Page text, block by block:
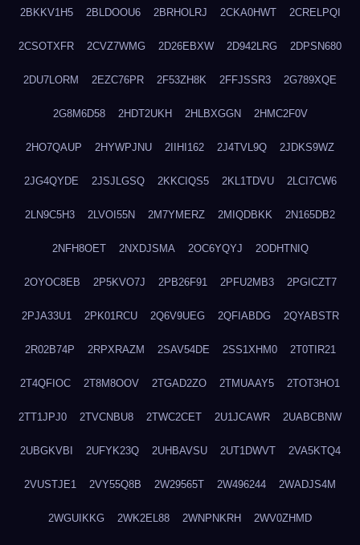
2BKKV1H5 2BLDOOU6 2BRHOLRJ 2CKA0HWT 2CRELPQI
2CSOTXFR 2CVZ7WMG 2D26EBXW 2D942LRG 2DPSN680
2DU7LORM 2EZC76PR 2F53ZH8K 2FFJSSR3 2G789XQE
2G8M6D58 2HDT2UKH 2HLBXGGN 2HMC2F0V
2HO7QAUP 2HYWPJNU 2IIHI162 2J4TVL9Q 2JDKS9WZ
2JG4QYDE 2JSJLGSQ 2KKCIQS5 2KL1TDVU 2LCI7CW6
2LN9C5H3 2LVOI55N 2M7YMERZ 2MIQDBKK 2N165DB2
2NFH8OET 2NXDJSMA 2OC6YQYJ 2ODHTNIQ
2OYOC8EB 2P5KVO7J 2PB26F91 2PFU2MB3 2PGICZT7
2PJA33U1 2PK01RCU 2Q6V9UEG 2QFIABDG 2QYABSTR
2R02B74P 2RPXRAZM 2SAV54DE 2SS1XHM0 2T0TIR21
2T4QFIOC 2T8M8OOV 2TGAD2ZO 2TMUAAY5 2TOT3HO1
2TT1JPJ0 2TVCNBU8 2TWC2CET 2U1JCAWR 2UABCBNW
2UBGKVBI 2UFYK23Q 2UHBAVSU 2UT1DWVT 2VA5KTQ4
2VUSTJE1 2VY55Q8B 2W29565T 2W496244 2WADJS4M
2WGUIKKG 2WK2EL88 2WNPNKRH 2WV0ZHMD